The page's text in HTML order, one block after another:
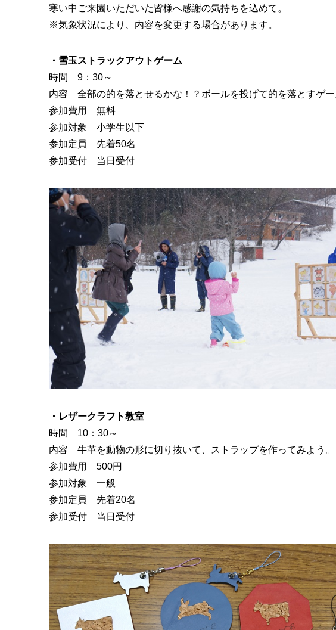
寒い中ご来園いただいた皆様へ感謝の気持ちを込めて。
※気象状況により、内容を変更する場合があります。
・雪玉ストラックアウトゲーム
時間 9：30～
内容 全部の的を落とせるかな！？ボールを投げて的を落とすゲー
参加費用 無料
参加対象 小学生以下
参加定員 先着50名
参加受付 当日受付
・レザークラフト教室
時間 10：30～
内容 牛革を動物の形に切り抜いて、ストラップを作ってみよう。
参加費用 500円
参加対象 一般
参加定員 先着20名
参加受付 当日受付